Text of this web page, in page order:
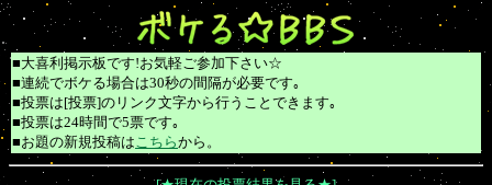
■大喜利掲示板です!お気軽ご参加下さい☆
■連続でボケる場合は30秒の間隔が必要です｡
■投票は[投票]のリンク文字から行うことできます｡
■投票は24時間で5票です｡
■お題の新規投稿はこちらから。